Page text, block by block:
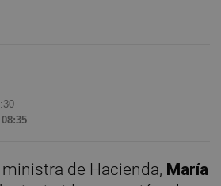
ministra de Hacienda, María